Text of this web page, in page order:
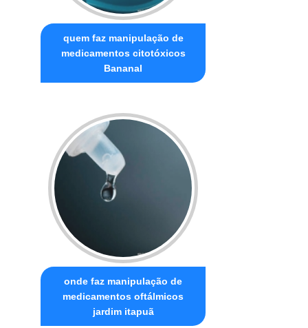
quem faz manipulação de
medicamentos citotóxicos
Bananal
onde faz manipulação de
medicamentos oftálmicos
jardim itapuã